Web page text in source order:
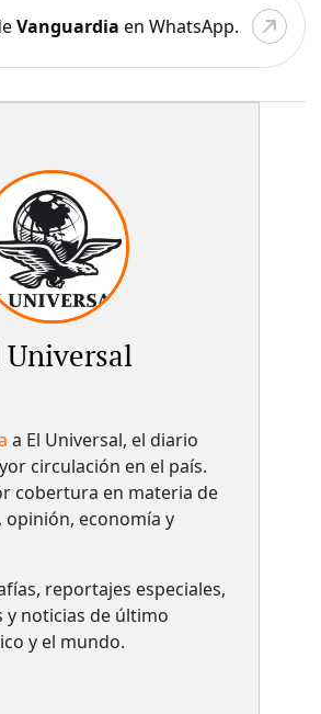
Vanguardia en WhatsApp.
Universal
a El Universal, el diario
circulación en el país.​
cobertura en materia de
economía y
reportajes especiales,
y noticias de último
y el mundo.